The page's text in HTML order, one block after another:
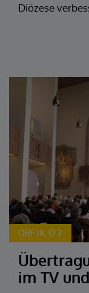
Diözese
ORF III, Ö 2
im TV